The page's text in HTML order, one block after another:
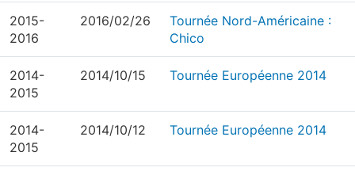
2015-
2016
2016/02/26
Tournée Nord-Américaine :
Chico
2014-
2015
2014/10/15 Tournée Européenne 2014
2014-
2015
2014/10/12 Tournée Européenne 2014